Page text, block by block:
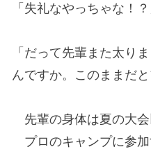
「失礼なやっちゃな！？
「だって先輩また太り
んですか。このままだ
先輩の身体は夏の大会
プロのキャンプに参加